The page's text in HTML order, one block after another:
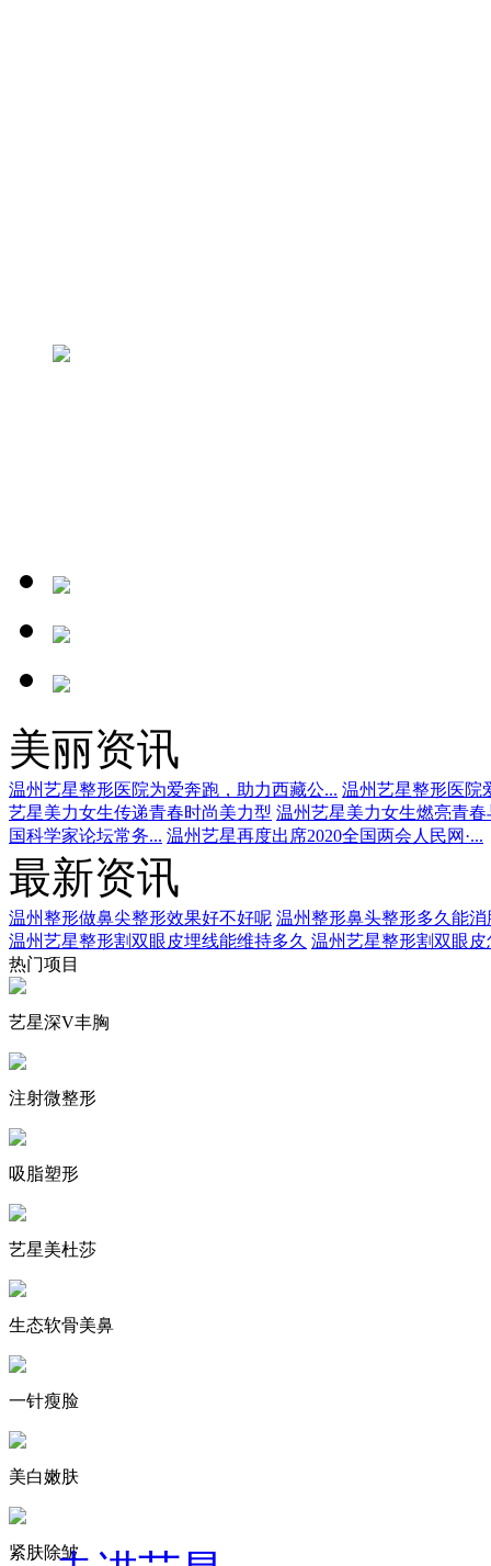
美丽资讯
温州艺星整形医院为爱奔跑，助力西藏公... 温州艺星整形医院
艺星美力女生传递青春时尚美力型 温州艺星美力女生燃亮青春
国科学家论坛常务... 温州艺星再度出席2020全国两会人民网·...
最新资讯
温州整形做鼻尖整形效果好不好呢 温州整形鼻头整形多久能消
温州艺星整形割双眼皮埋线能维持多久 温州艺星整形割双眼皮
热门项目
艺星深V丰胸
注射微整形
吸脂塑形
艺星美杜莎
生态软骨美鼻
一针瘦脸
美白嫩肤
紧肤除皱